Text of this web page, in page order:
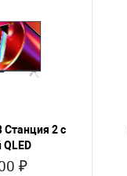
Станция 2 с
₽